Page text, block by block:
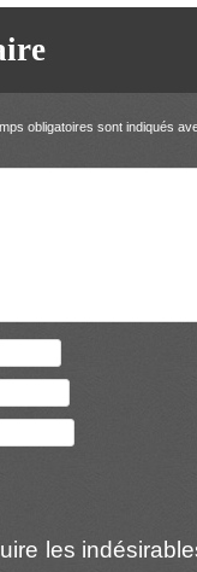
obligatoires sont indiqués
les